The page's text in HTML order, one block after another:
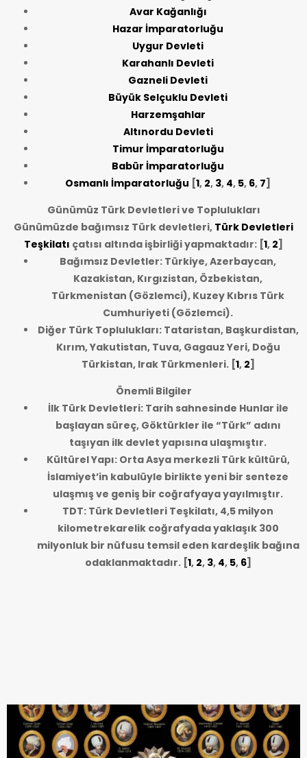
Avar Kağanlığı
Hazar İmparatorluğu
Uygur Devleti
Karahanlı Devleti
Gazneli Devleti
Büyük Selçuklu Devleti
Harzemşahlar
Altınordu Devleti
Timur İmparatorluğu
Babür İmparatorluğu
Osmanlı İmparatorluğu [1, 2, 3, 4, 5, 6, 7]
Günümüz Türk Devletleri ve Toplulukları
Günümüzde bağımsız Türk devletleri, Türk Devletleri
Teşkilatı çatısı altında işbirliği yapmaktadır: [1, 2]
Bağımsız Devletler: Türkiye, Azerbaycan,
Kazakistan, Kırgızistan, Özbekistan,
Türkmenistan (Gözlemci), Kuzey Kıbrıs Türk
Cumhuriyeti (Gözlemci).
Diğer Türk Toplulukları: Tataristan, Başkurdistan,
Kırım, Yakutistan, Tuva, Gagauz Yeri, Doğu
Türkistan, Irak Türkmenleri.[1, 2]
Önemli Bilgiler
İlk Türk Devletleri: Tarih sahnesinde Hunlar ile
başlayan süreç, Göktürkler ile “Türk” adını
taşıyan ilk devlet yapısına ulaşmıştır.
Kültürel Yapı: Orta Asya merkezli Türk kültürü,
İslamiyet’in kabulüyle birlikte yeni bir senteze
ulaşmış ve geniş bir coğrafyaya yayılmıştır.
TDT: Türk Devletleri Teşkilatı, 4,5 milyon
kilometrekarelik coğrafyada yaklaşık 300
milyonluk bir nüfusu temsil eden kardeşlik bağına
odaklanmaktadır.[1, 2, 3, 4, 5, 6]